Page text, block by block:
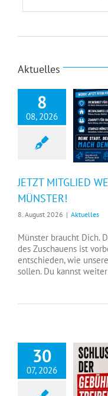
Aktuelles
8
08, 2026
JETZT MITGLIED
MÜNSTER!
8. August 2026 | Aktuelles
Münster braucht Dich.
des Zuschauens ist
entschieden, wie
sollen. Du kannst
30
07, 2026